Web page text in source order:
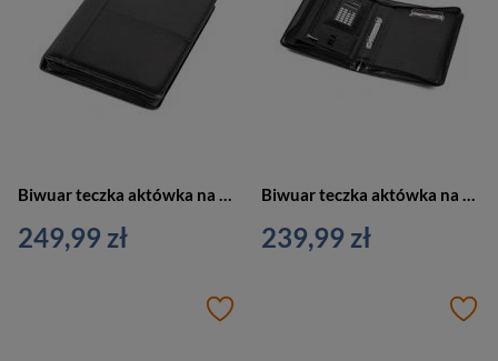
249,99 zł 239,99 zł